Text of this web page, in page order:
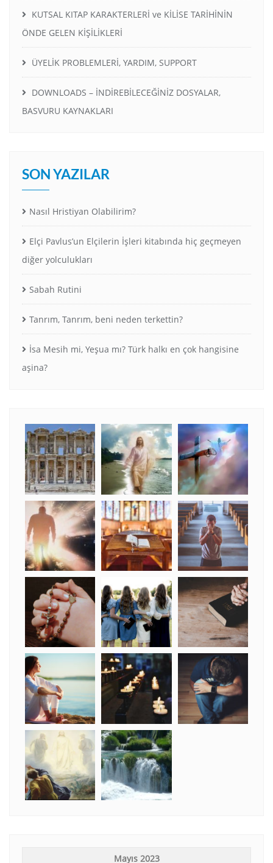
KUTSAL KITAP KARAKTERLERİ ve KİLİSE TARİHİNİN
ÖNDE GELEN KİŞİLİKLERİ
ÜYELİK PROBLEMLERİ, YARDIM, SUPPORT
DOWNLOADS – İNDİREBİLECEĞİNİZ DOSYALAR,
BASVURU KAYNAKLARI
SON YAZILAR
Nasıl Hristiyan Olabilirim?
Elçi Pavlus’un Elçilerin İşleri kitabında hiç geçmeyen
diğer yolculukları
Sabah Rutini
Tanrım, Tanrım, beni neden terkettin?
İsa Mesih mi, Yeşua mı? Türk halkı en çok hangisine
aşina?
Mayıs 2023